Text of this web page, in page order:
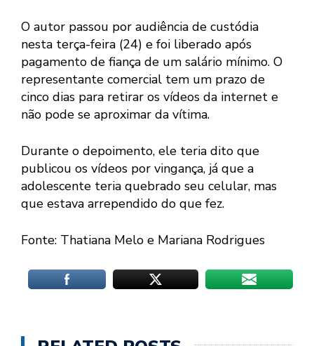
O autor passou por audiência de custódia
nesta terça-feira (24) e foi liberado após
pagamento de fiança de um salário mínimo. O
representante comercial tem um prazo de
cinco dias para retirar os vídeos da internet e
não pode se aproximar da vítima.
Durante o depoimento, ele teria dito que
publicou os vídeos por vingança, já que a
adolescente teria quebrado seu celular, mas
que estava arrependido do que fez.
Fonte: Thatiana Melo e Mariana Rodrigues